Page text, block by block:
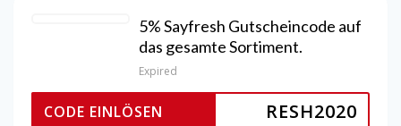
5% Sayfresh Gutscheincode auf
das gesamte Sortiment.
Expired
RESH2020
CODE EINLÖSEN